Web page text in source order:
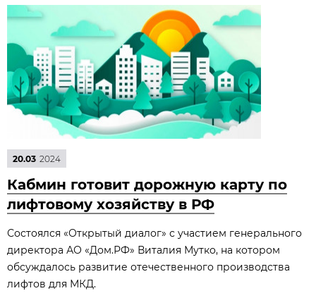
20.03 2024
Кабмин готовит дорожную карту по
лифтовому хозяйству в РФ
Состоялся «Открытый диалог» с участием генерального
директора АО «Дом.РФ» Виталия Мутко, на котором
обсуждалось развитие отечественного производства
лифтов для МКД.